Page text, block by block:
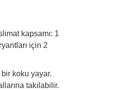
kapsamı: 1
için 2
koku yayar.
takılabilir.